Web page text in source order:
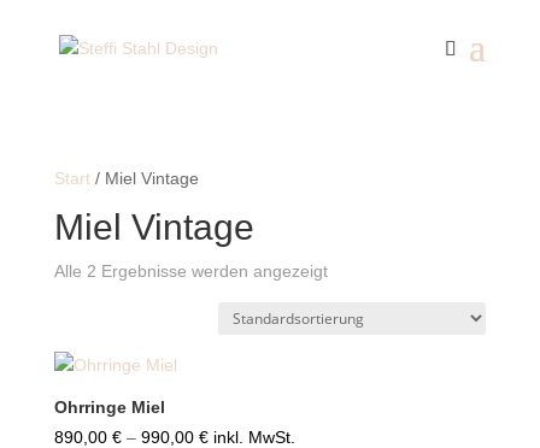
Start/ Miel Vintage
Miel Vintage
Alle 2 Ergebnisse werden angezeigt
Ohrringe Miel
890,00 € – 990,00 €Preisspanne:
inkl. MwSt.